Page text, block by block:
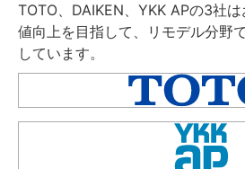
TOTO、DAIKEN、YKK APの3社
値向上を目指して、リモデル分野
しています。